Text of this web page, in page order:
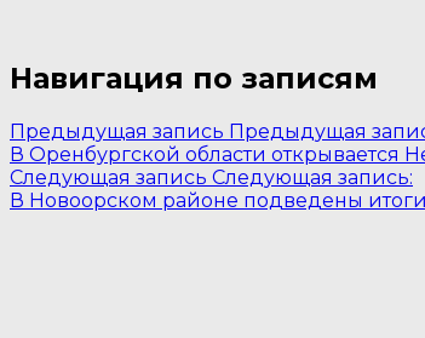
Навигация по записям
Предыдущая запись Предыдущая
В Оренбургской области открывается
Следующая запись Следующая запись:
В Новоорском районе подведены